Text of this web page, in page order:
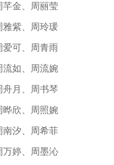
金、周丽莹
紫、周玲瑗
可、周青雨
如、周流婉
月、周书琴
欣、周照婉
汐、周希菲
婷、周墨沁